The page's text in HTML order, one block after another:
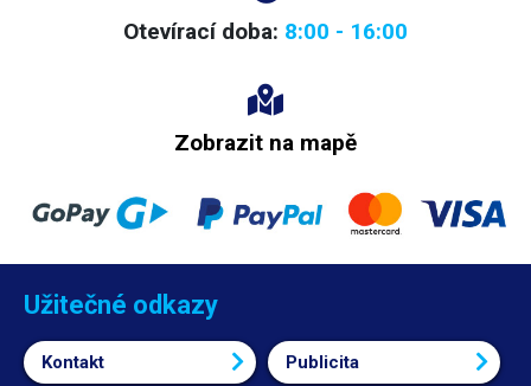
Otevírací doba: 8:00 - 16:00
Zobrazit na mapě
Užitečné odkazy
Kontakt Publicita